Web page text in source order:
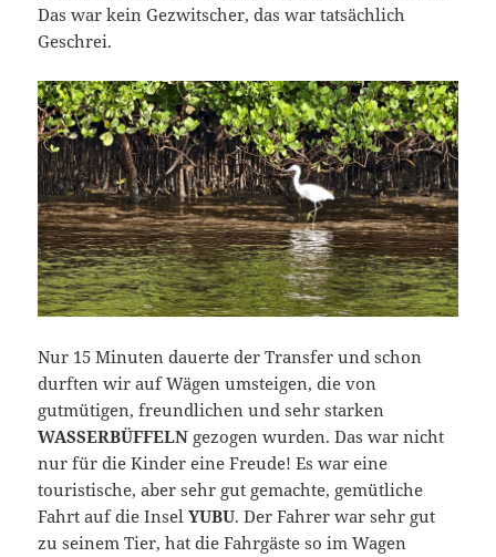
Das war kein Gezwitscher, das war tatsächlich
Geschrei.
Nur 15 Minuten dauerte der Transfer und schon
durften wir auf Wägen umsteigen, die von
gutmütigen, freundlichen und sehr starken
WASSERBÜFFELN gezogen wurden. Das war nicht
nur für die Kinder eine Freude! Es war eine
touristische, aber sehr gut gemachte, gemütliche
Fahrt auf die InselYUBU. Der Fahrer war sehr gut
zu seinem Tier, hat die Fahrgäste so im Wagen